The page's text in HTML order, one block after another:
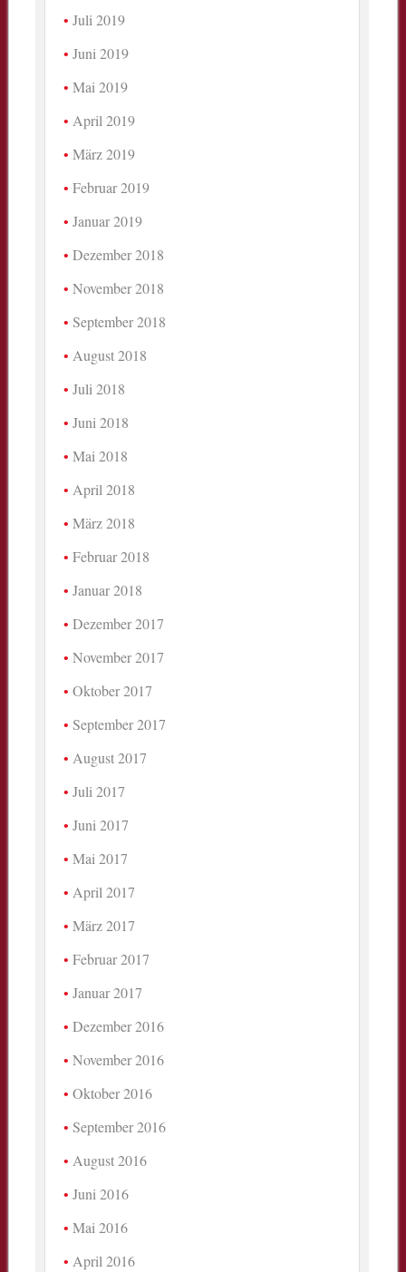
Juli 2019
Juni 2019
Mai 2019
April 2019
März 2019
Februar 2019
Januar 2019
Dezember 2018
November 2018
September 2018
August 2018
Juli 2018
Juni 2018
Mai 2018
April 2018
März 2018
Februar 2018
Januar 2018
Dezember 2017
November 2017
Oktober 2017
September 2017
August 2017
Juli 2017
Juni 2017
Mai 2017
April 2017
März 2017
Februar 2017
Januar 2017
Dezember 2016
November 2016
Oktober 2016
September 2016
August 2016
Juni 2016
Mai 2016
April 2016